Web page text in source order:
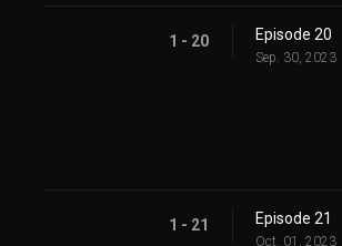
1 - 20 Episode 20
Sep. 30, 2023
1 - 21 Episode 21
Oct. 01, 2023